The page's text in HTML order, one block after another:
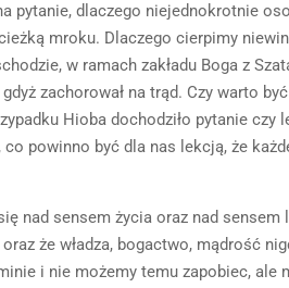
pytanie, dlaczego niejednokrotnie
mroku. Dlaczego cierpimy
w ramach zakładu Boga z
zachorował na trąd. Czy warto
Hioba dochodziło pytanie czy
co powinno być dla nas lekcją, że
nad sensem życia oraz nad
oraz że władza, bogactwo, mądrość
i nie możemy temu zapobiec,